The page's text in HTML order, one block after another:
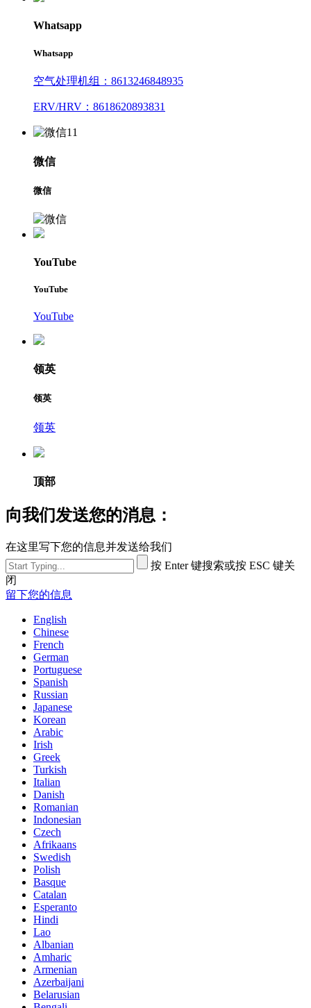
Whatsapp
Whatsapp
空气处理机组：8613246848935
ERV/HRV：8618620893831
微信
微信
YouTube
YouTube
YouTube
领英
领英
领英
顶部
向我们发送您的消息：
在这里写下您的信息并发送给我们
按 Enter 键搜索或按 ESC 键关
闭
留下您的信息
English
Chinese
French
German
Portuguese
Spanish
Russian
Japanese
Korean
Arabic
Irish
Greek
Turkish
Italian
Danish
Romanian
Indonesian
Czech
Afrikaans
Swedish
Polish
Basque
Catalan
Esperanto
Hindi
Lao
Albanian
Amharic
Armenian
Azerbaijani
Belarusian